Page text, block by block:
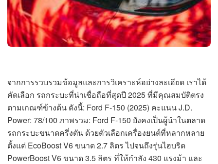
จากการรวบรวมข้อมูลและการวิเคราะห์อย่างละเอียด เราได้
คัดเลือก รถกระบะที่น่าเชื่อถือที่สุดปี 2025 ที่มีคุณสมบัติตรง
ตามเกณฑ์ข้างต้น ดังนี้: Ford F-150 (2025) คะแนน J.D.
Power: 78/100 ภาพรวม: Ford F-150 ยังคงเป็นผู้นำในตลาด
รถกระบะขนาดครึ่งตัน ด้วยตัวเลือกเครื่องยนต์ที่หลากหลาย
ตั้งแต่ EcoBoost V6 ขนาด 2.7 ลิตร ไปจนถึงรุ่นไฮบริด
PowerBoost V6 ขนาด 3.5 ลิตร ที่ให้กำลัง 430 แรงม้า และ